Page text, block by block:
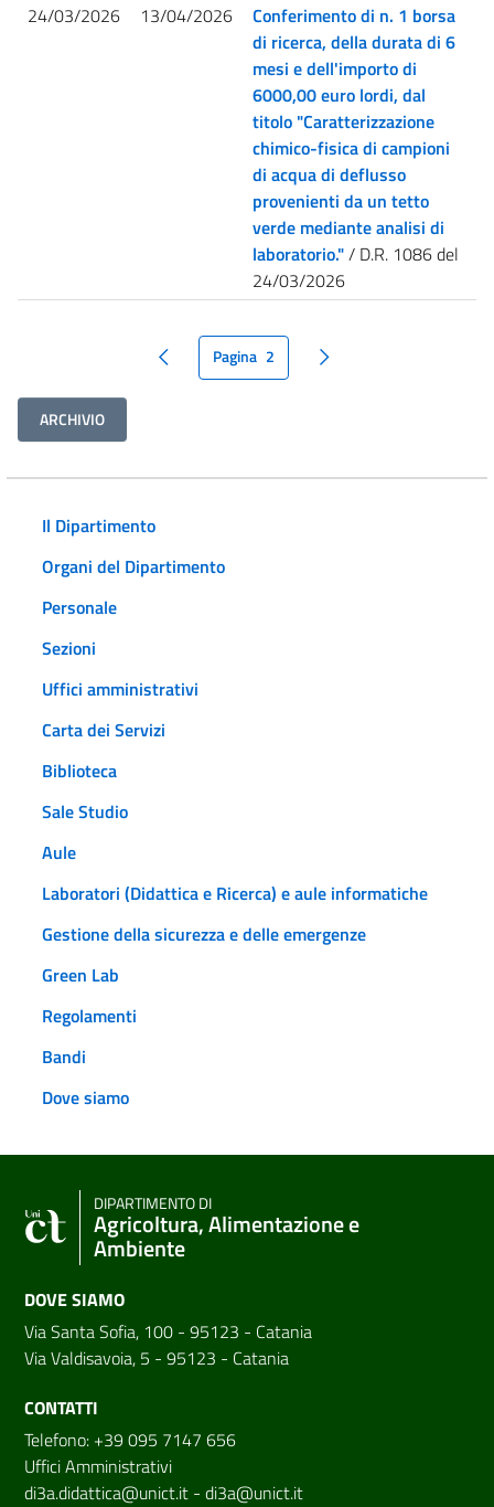
24/03/2026
13/04/2026
Conferimento di n. 1 borsa
di ricerca, della durata di 6
mesi e dell'importo di
6000,00 euro lordi, dal
titolo "Caratterizzazione
chimico-fisica di campioni
di acqua di deflusso
provenienti da un tetto
verde mediante analisi di
laboratorio."/ D.R. 1086 del
24/03/2026
pagina precedente
Pagina 2 pagina seguente
ARCHIVIO
Il Dipartimento
Organi del Dipartimento
Personale
Sezioni
Uffici amministrativi
Carta dei Servizi
Biblioteca
Sale Studio
Aule
Laboratori (Didattica e Ricerca) e aule informatiche
Gestione della sicurezza e delle emergenze
Green Lab
Regolamenti
Bandi
Dove siamo
DIPARTIMENTO DI
Agricoltura, Alimentazione e
Ambiente
DOVE SIAMO
Via Santa Sofia, 100 - 95123 - Catania
Via Valdisavoia, 5 - 95123 - Catania
CONTATTI
Telefono: +39 095 7147 656
Uffici Amministrativi
di3a.didattica@unict.it - di3a@unict.it